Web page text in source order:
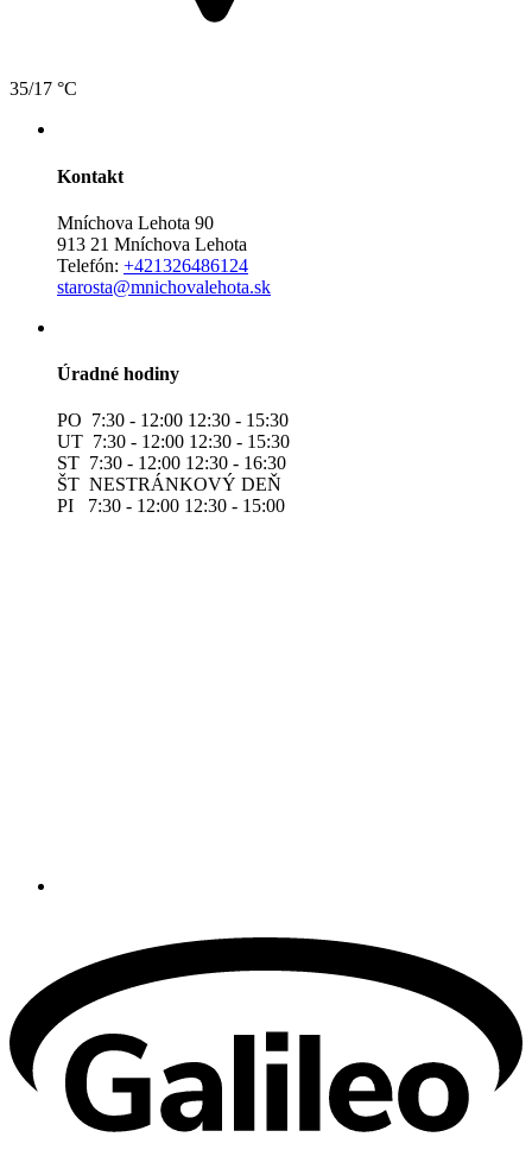
35/17 °C
Kontakt
Mníchova Lehota 90
913 21 Mníchova Lehota
Telefón: +421326486124
starosta@mnichovalehota.sk
Úradné hodiny
PO 7:30 - 12:00 12:30 - 15:30
UT 7:30 - 12:00 12:30 - 15:30
ST 7:30 - 12:00 12:30 - 16:30
ŠT NESTRÁNKOVÝ DEŇ
PI 7:30 - 12:00 12:30 - 15:00